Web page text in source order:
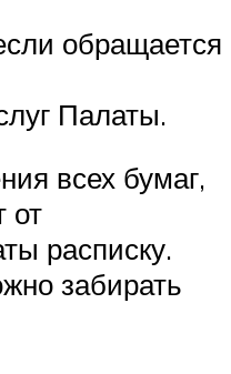
обращается
Палаты.
всех бумаг,
от
расписку.
забирать